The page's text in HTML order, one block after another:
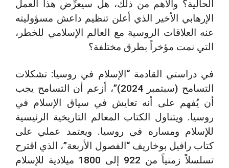
الحالية؟ والأهم من ذلك، هل سيعرِّض هذا العمل
الإرهابي الأخير الذي أعلن تنظيم داعش مسؤوليته
عنه العلاقات الروسية مع العالم الإسلامي للخطر،
التي نمت مؤخراً بطرق مختلفة؟
في دراستي القادمة “الإسلام في روسيا: تشكلات
التسامح (سبتمبر 2024)”، أزعم أن التسامح يجب
أن يُفهم على أنه تعايش في سياق الإسلام في
روسيا. ويتناول الكتاب المعالم التاريخية الرئيسية
للإسلام ومساره في روسيا. ويعتمد عملي على
كتاب رافيل بوخاريف “الفصول الأربعة”، الذي اقترح
تسلسلاً زمنياً من 922 إلى 1800 ميلادية للإسلام